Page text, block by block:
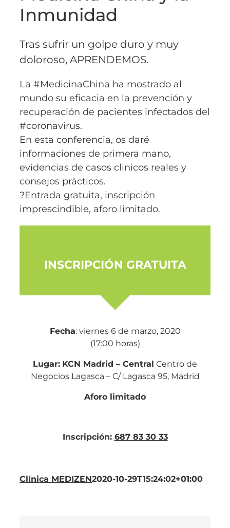
Inmunidad
Tras sufrir un golpe duro y muy
doloroso, APRENDEMOS.
La #MedicinaChina ha mostrado al
mundo su eficacia en la prevención y
recuperación de pacientes infectados del
#coronavirus.
En esta conferencia, os daré
informaciones de primera mano,
evidencias de casos clinicos reales y
consejos prácticos.
?Entrada gratuita, inscripción
imprescindible, aforo limitado.
INSCRIPCIÓN GRATUITA
Fecha: viernes 6 de marzo, 2020
(17:00 horas)
Lugar: KCN Madrid – Central Centro de
Negocios Lagasca – C/ Lagasca 95, Madrid
Aforo limitado
Inscripción: 687 83 30 33
Clínica MEDIZEN2020-10-29T15:24:02+01:00